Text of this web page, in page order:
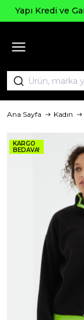
Bankasına Peşin
Ana Sayfa Kadın
KARGO
BEDAVA!